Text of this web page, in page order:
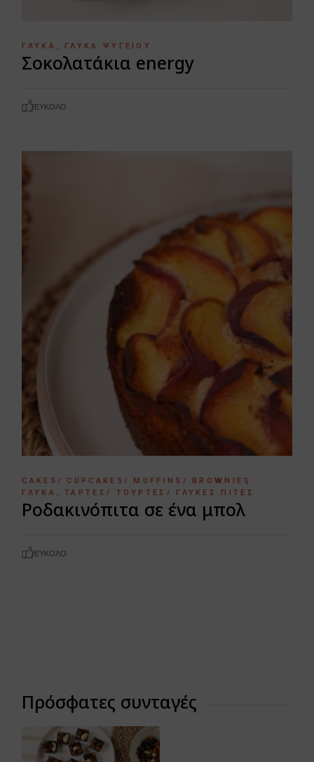
ΓΛΥΚΆ ΓΛΥΚΆ ΨΥΓΕΊΟΥ
Σοκολατάκια energy
ΕΎΚΟΛΟ
CAKES/ CUPCAKES/ MUFFINS/ BROWNIES
ΓΛΥΚΆ
ΤΆΡΤΕΣ/ ΤΟΎΡΤΕΣ/ ΓΛΥΚΈΣ ΠΊΤΕΣ
Ροδακινόπιτα σε ένα μπολ
ΕΎΚΟΛΟ
Πρόσφατες συνταγές